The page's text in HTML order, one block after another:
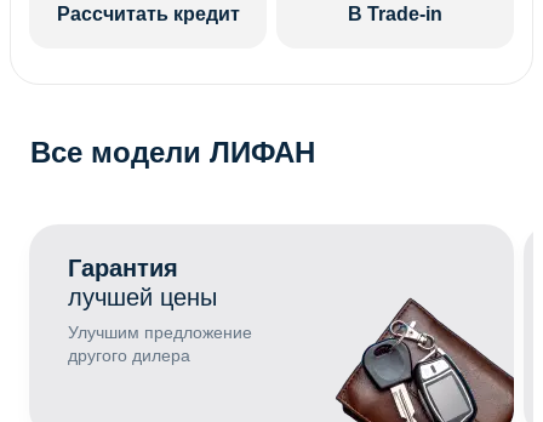
Все модели ЛИФАН
Гарантия
лучшей цены
Улучшим предложение
другого дилера
Рассчитать кредит В Trade-in